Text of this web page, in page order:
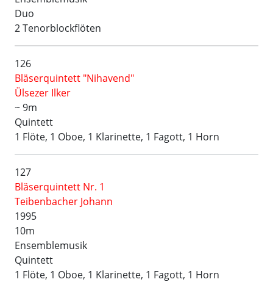
Duo
2 Tenorblockflöten
126
Bläserquintett "Nihavend"
Ülsezer Ilker
~ 9m
Quintett
1 Flöte, 1 Oboe, 1 Klarinette, 1 Fagott, 1 Horn
127
Bläserquintett Nr. 1
Teibenbacher Johann
1995
10m
Ensemblemusik
Quintett
1 Flöte, 1 Oboe, 1 Klarinette, 1 Fagott, 1 Horn